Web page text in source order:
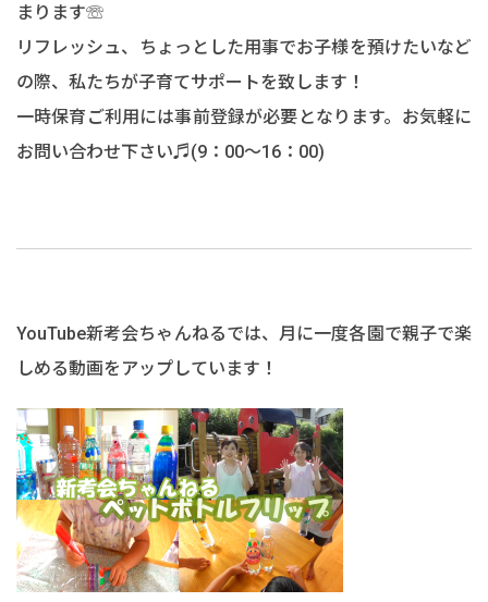
まります☏
リフレッシュ、ちょっとした用事でお子様を預けたいなど
の際、私たちが子育てサポートを致します！
一時保育ご利用には事前登録が必要となります。お気軽に
お問い合わせ下さい♬(9：00～16：00)
YouTube新考会ちゃんねるでは、月に一度各園で親子で楽
しめる動画をアップしています！